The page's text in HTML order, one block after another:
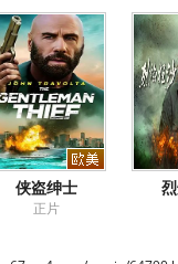
侠盗绅士
正片